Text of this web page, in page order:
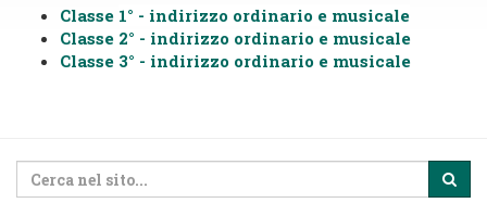
Classe 1° - indirizzo ordinario e musicale
Classe 2° - indirizzo ordinario e musicale
Classe 3° - indirizzo ordinario e musicale